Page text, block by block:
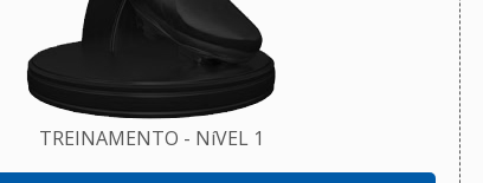
TREINAMENTO - NíVEL 1